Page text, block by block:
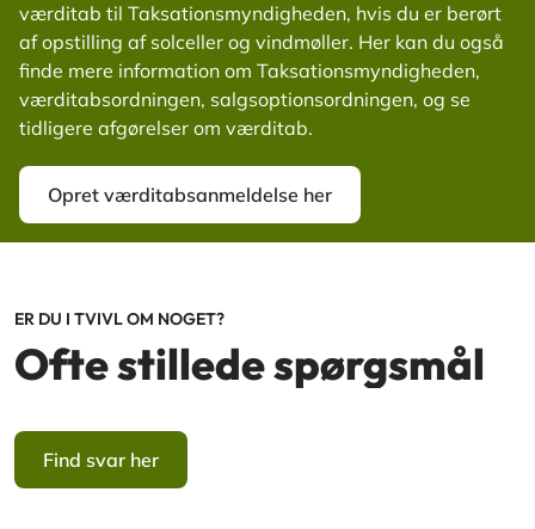
værditab til Taksationsmyndigheden, hvis du er berørt
af opstilling af solceller og vindmøller. Her kan du også
finde mere information om Taksationsmyndigheden,
værditabsordningen, salgsoptionsordningen, og se
tidligere afgørelser om værditab.
Opret værditabsanmeldelse her
ER DU I TVIVL OM NOGET?
Ofte stillede spørgsmål
Find svar her